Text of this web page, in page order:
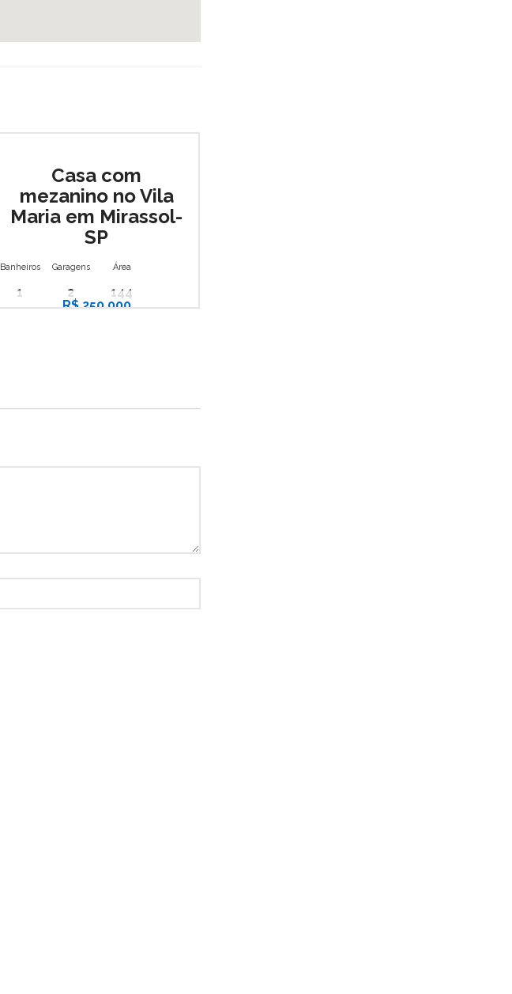
Casa com
mezanino no Vila
Maria em Mirassol-
SP
Mirassol Vila Maria
R$ 250.000
Banheiros
1
Garagens
2
Área
144